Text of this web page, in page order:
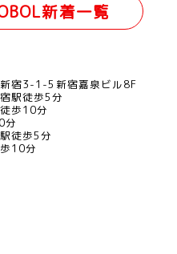
新着一覧
宿3-1-5新宿嘉泉ビル8F
駅徒歩5分
歩10分
分
徒歩5分
10分